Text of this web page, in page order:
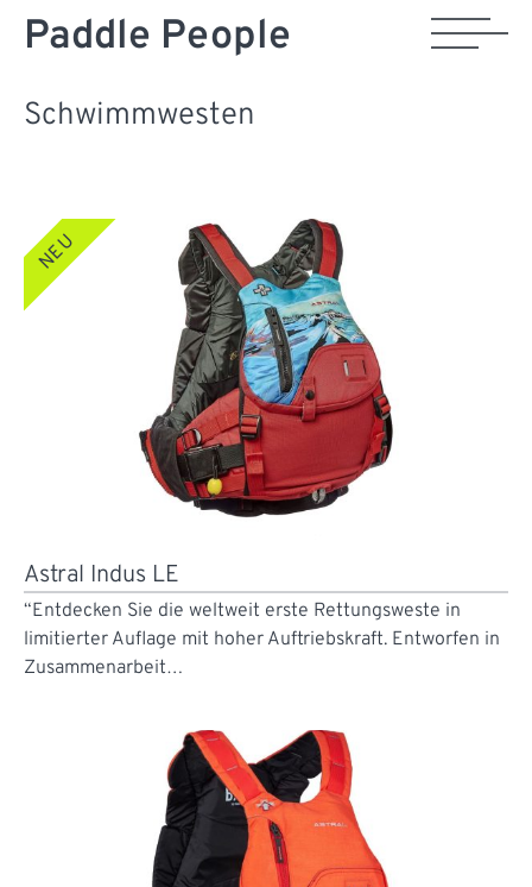
Paddle People
Schwimmwesten
NEU
Astral Indus LE
“Entdecken Sie die weltweit erste Rettungsweste in
limitierter Auflage mit hoher Auftriebskraft. Entworfen in
Zusammenarbeit…